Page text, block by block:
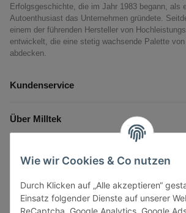
Wie wir Cookies & Co nutzen
Durch Klicken auf „Alle akzeptieren“
Einsatz folgender Dienste auf unserer
ReCaptcha, Google Analytics, Google
Erfolgsgeschichte, die im Jahr 1983 begann, als
Autoenthusiast das Unternehmen gründete.
einem der führenden Hersteller von
entwickelt, die eine stetig wachsende Palette
abdecken.
Kundenservice
Über Milltek
Gesetzliche Informationen